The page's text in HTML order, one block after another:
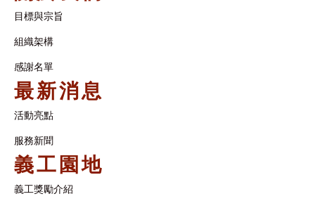
目標與宗旨
組織架構​
感謝名單​
最新消息
活動亮點
服務新聞
義工園地
義工獎勵介紹